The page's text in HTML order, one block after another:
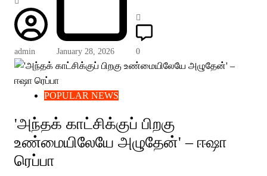
admin January 28, 2026 0
POPULAR NEWS
'அந்தக் காட்சிக்குப் பிறகு
உண்மையிலேயே அழுதேன்' – ஈஷா
ரெப்பா